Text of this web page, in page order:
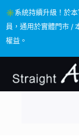
✳️系統持續升級！於本
員，通用於實體門市 /
權益。
✳️系統持續升級！於本
員，通用於實體門市 /
權益。